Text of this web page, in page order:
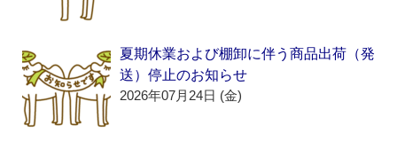
夏期休業および棚卸に伴う商品出荷（発
送）停止のお知らせ
2026年07月24日 (金)